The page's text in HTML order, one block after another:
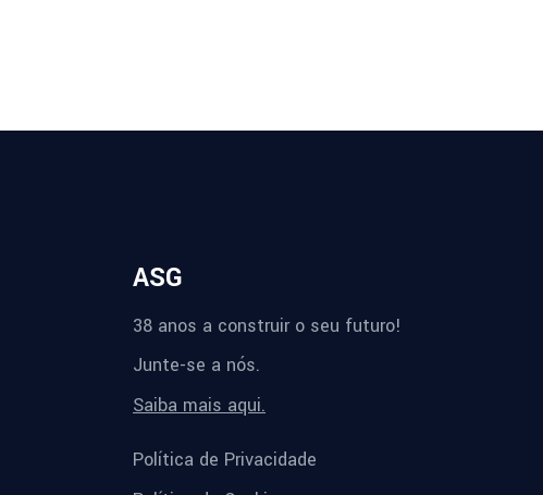
ASG
38 anos a construir o seu futuro!
Junte-se a nós.
Saiba mais aqui.
Política de Privacidade